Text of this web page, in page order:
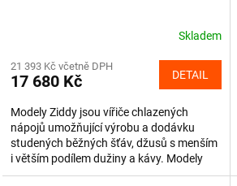
Skladem
21 393 Kč včetně DPH
17 680 Kč DETAIL
Modely Ziddy jsou vířiče chlazených
nápojů umožňující výrobu a dodávku
studených běžných šťáv, džusů s menším
i větším podílem dužiny a kávy. Modely
jsou v nerezovém provedení s...